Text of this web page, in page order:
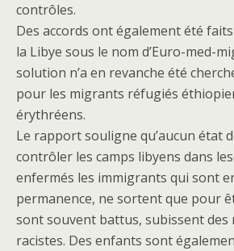
contrôles.
Des accords ont également été
la Libye sous le nom d’Euro-med-
solution n’a en revanche été
pour les migrants réfugiés
érythréens.
Le rapport souligne qu’aucun état
contrôler les camps libyens dans
enfermés les immigrants qui sont
permanence, ne sortent que pour
sont souvent battus, subissent des
racistes. Des enfants sont